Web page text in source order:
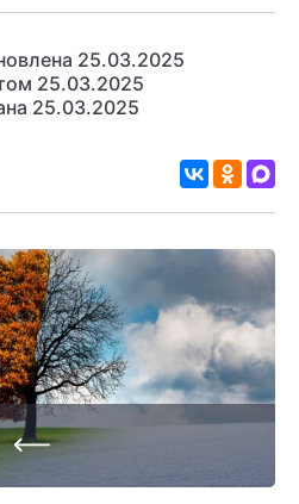
25.03.2025
25.03.2025
25.03.2025